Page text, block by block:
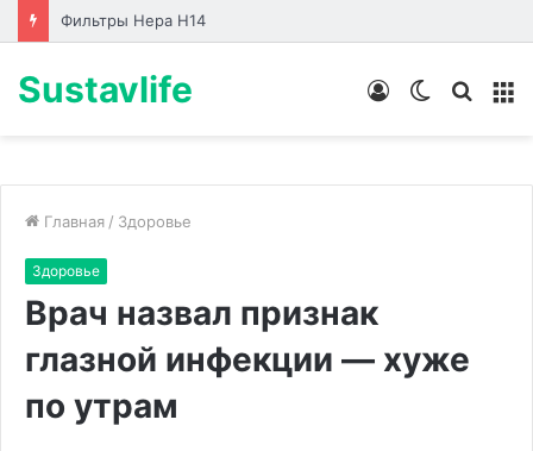
Лабораторные стенды по направлениям
Sustavlife
Switch
Войти
Главная / Здоровье
Здоровье
Врач назвал признак
глазной инфекции — хуже
по утрам